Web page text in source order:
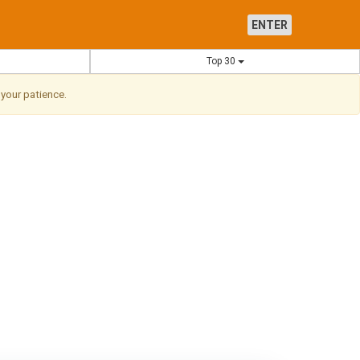
ENTER
Top 30
patience.